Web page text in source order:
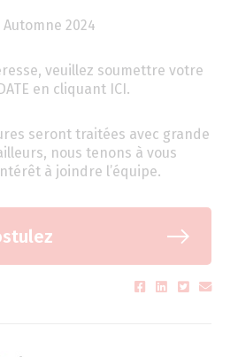
Automne 2024
veuillez soumettre votre
en cliquant ICI.
seront traitées avec grande
nous tenons à vous
à joindre l’équipe.